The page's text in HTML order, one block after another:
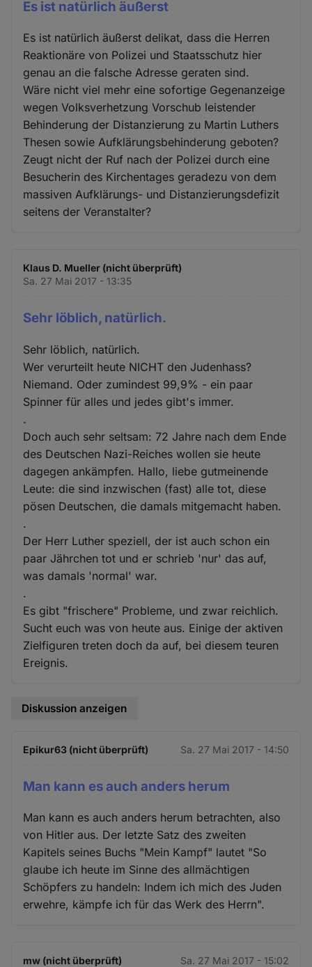
Es ist natürlich äußerst
Es ist natürlich äußerst delikat, dass die Herren
Reaktionäre von Polizei und Staatsschutz hier
genau an die falsche Adresse geraten sind.
Wäre nicht viel mehr eine sofortige Gegenanzeige
wegen Volksverhetzung Vorschub leistender
Behinderung der Distanzierung zu Martin Luthers
Thesen sowie Aufklärungsbehinderung geboten?
Zeugt nicht der Ruf nach der Polizei durch eine
Besucherin des Kirchentages geradezu von dem
massiven Aufklärungs- und Distanzierungsdefizit
seitens der Veranstalter?
Klaus D. Mueller (nicht überprüft)
Sa. 27 Mai 2017 - 13:35
Sehr löblich, natürlich.
Sehr löblich, natürlich.
Wer verurteilt heute NICHT den Judenhass?
Niemand. Oder zumindest 99,9% - ein paar
Spinner für alles und jedes gibt's immer.
.
Doch auch sehr seltsam: 72 Jahre nach dem Ende
des Deutschen Nazi-Reiches wollen sie heute
dagegen ankämpfen. Hallo, liebe gutmeinende
Leute: die sind inzwischen (fast) alle tot, diese
pösen Deutschen, die damals mitgemacht haben.
.
Der Herr Luther speziell, der ist auch schon ein
paar Jährchen tot und er schrieb 'nur' das auf,
was damals 'normal' war.
.
Es gibt "frischere" Probleme, und zwar reichlich.
Sucht euch was von heute aus. Einige der aktiven
Zielfiguren treten doch da auf, bei diesem teuren
Ereignis.
Diskussion anzeigen
Epikur63 (nicht überprüft) Sa. 27 Mai 2017 - 14:50
Man kann es auch anders herum
Man kann es auch anders herum betrachten, also
von Hitler aus. Der letzte Satz des zweiten
Kapitels seines Buchs "Mein Kampf" lautet "So
glaube ich heute im Sinne des allmächtigen
Schöpfers zu handeln: Indem ich mich des Juden
erwehre, kämpfe ich für das Werk des Herrn".
mw (nicht überprüft) Sa. 27 Mai 2017 - 15:02